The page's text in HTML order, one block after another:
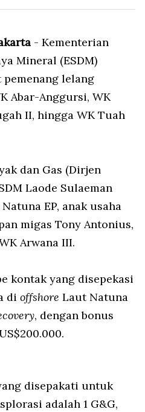
- Kementerian
Mineral (ESDM)
lelang
Abar-Anggursi, WK
II, hingga WK Tuah
dan Gas (Dirjen
Laode Sulaeman
EP, anak usaha
migas Tony Antonius,
Arwana III.
kontak yang disepekasi
di offshore Laut Natuna
, dengan bonus
disepakati untuk
adalah 1 G&G,